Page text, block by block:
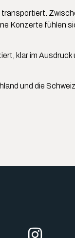
Konzerte fühlen
klar im
und die